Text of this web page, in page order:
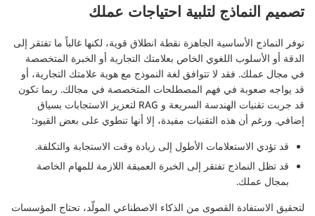
تصميم النماذج لتلبية احتياجات عملك
توفر النماذج الأساسية الجاهزة نقطة انطلاق قوية، لكنها غالباً ما تفتقر إلى
الدقة أو الأسلوب اللغوي الخاص بعلامتك التجارية أو الخبرة المتخصصة
في مجال عملك. فقد لا تتوافق لغة النموذج مع هوية علامتك التجارية، أو
قد يواجه صعوبة في فهم المصطلحات المتخصصة في مجالك. ربما تكون
قد جربت تقنيات الهندسة السريعة و RAG لتعزيز الاستجابات بسياق
إضافي. ورغم أن هذه التقنيات مفيدة، إلا أنها تنطوي على بعض القيود:
قد تؤدي الاستعلامات الأطول إلى زيادة وقت الاستجابة والتكلفة.
قد تظل النماذج تفتقر إلى الخبرة العميقة اللازمة للمهام الخاصة
بمجال عملك.
لتحقيق الاستفادة القصوى من الذكاء الاصطناعي المولّد، تحتاج المؤسسات